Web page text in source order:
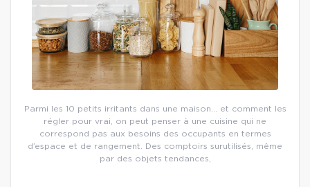
Parmi les 10 petits irritants dans une maison… et comment les
régler pour vrai, on peut penser à une cuisine qui ne
correspond pas aux besoins des occupants en termes
d’espace et de rangement. Des comptoirs surutilisés, même
par des objets tendances,